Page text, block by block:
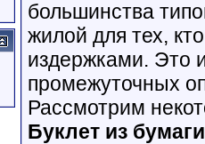
большинства
жилой для тех,
издержками. Это
промежуточных
Рассмотрим
Буклет из